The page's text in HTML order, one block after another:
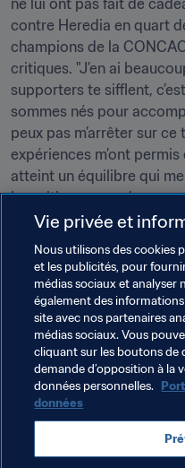
ne lui ont pas fait de
contre Heredia en quart
champions de la
critiques. "J’en ai
supporters te sifflent,
sommes nés pour
peux pas m’arrêter sur
expériences m’ont permis
atteint un équilibre qui
les critiques que de
Et il en a sans doute
le penalty décisif à
août à Belo Horizonte, le
la République de Corée
prophétie de Lozano :
Thèmes en lien
Argentina
CONMEBOL
Vie privée et
Nous utilisons des cookies
et les publicités, pour
médias sociaux et
également des
site avec nos partenaires
médias sociaux. Vous
cliquant sur les boutons de
demande d’opposition à la
données personnelles.
données